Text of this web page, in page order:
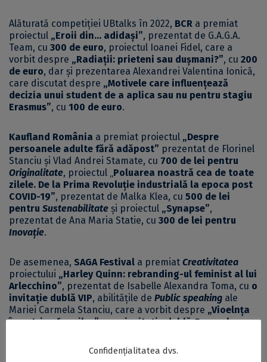
Alăturată competiției UBtalks în 2022, BCR a premiat
proiectul „Eroii din… adidași”, prezentat de G.A.G.A.
Team, cu 300 de euro, proiectul Ioanei Fidel, care a
vorbit despre „Radiații: prieteni sau dușmani?”, cu 200
de euro, dar și prezentarea Alexandrei Valentina Ionică,
care discutat despre „Motivele care influențează
decizia unui student de a aplica sau nu pentru stagiu
Erasmus”, cu 100 de euro.
Kaufland România a premiat proiectul „Despre
persoanele adulte fără adăpost” prezentat de Florinel
Stanciu și Vlad Andrei Stamate, cu 700 de lei pentru
Originalitate, proiectul „Poluarea noastră cea de toate
zilele. De la Prima Revoluție industrială la epoca post
COVID-19”, prezentat de Malka Klea, cu 500 de lei
pentru Sustenabilitate și proiectul „Synapse”,
prezentat de Ana Maria Statie, cu 300 de lei pentru
Inovație.
De asemenea, SAGA Festival a premiat Creativitatea
proiectului „Harley Quinn: rebranding-ul feminist al lui
Arlecchino”, prezentat de Isabelle Alexandra Toma, cu o
invitație dublă VIP, abilitățile de Public speaking ale
Mariei Carmela Stanciu, care a vorbit despre „Vioelnța
împotriva femeilor”, cuo invitație dublă General
care discutat despre „Gândirea la rece în dileme
o invitație dublă General Access
Confidențialitatea dvs.